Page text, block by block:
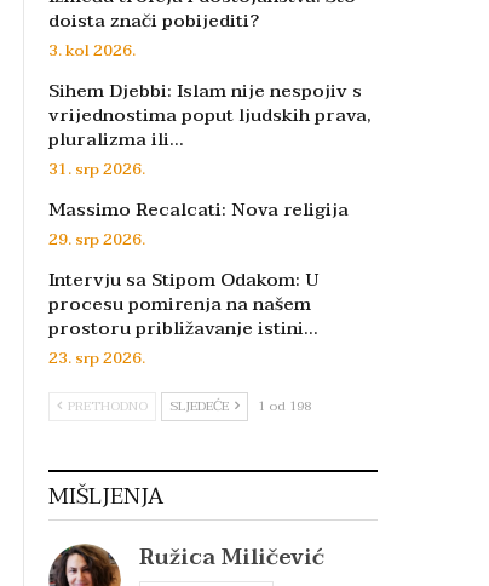
doista znači pobijediti?
3. kol 2026.
Sihem Djebbi: Islam nije nespojiv s
vrijednostima poput ljudskih prava,
pluralizma ili…
31. srp 2026.
Massimo Recalcati: Nova religija
29. srp 2026.
Intervju sa Stipom Odakom: U
procesu pomirenja na našem
prostoru približavanje istini…
23. srp 2026.
PRETHODNO SLJEDEĆE 1 od 198
MIŠLJENJA
Ružica Miličević